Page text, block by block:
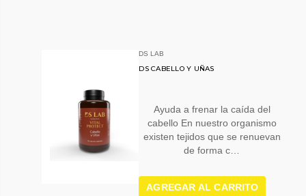
DS LAB
DS CABELLO Y UÑAS
Ayuda a frenar la caída del
cabello En nuestro organismo
existen tejidos que se renuevan
de forma c…
AGREGAR AL CARRITO